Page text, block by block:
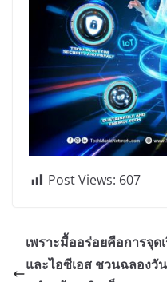
Post Views: 607
เพราะมื้ออร่อยคือการจุ
และไอซีเอส ชวนฉลอง